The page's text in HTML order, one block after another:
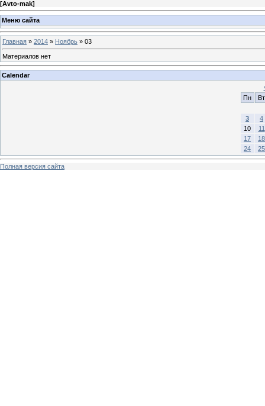
[Avto-mak]
Меню сайта
Главная » 2014 » Ноябрь » 03
Материалов нет
Calendar
Пн
Вт
3
4
10
11
17
18
24
25
Полная версия сайта